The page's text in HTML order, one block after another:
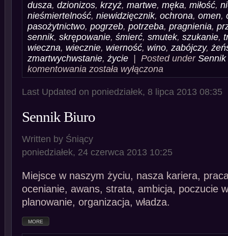
dusza, dzionizos, krzyż, martwe, męka, miłość,
nieśmiertelność, niewidzięcznik, ochrona, omen,
pasożytnictwo, pogrzeb, potrzeba, pragnienia,
sennik, skrępowanie, śmierć, smutek, szukanie,
wieczna, wiecznie, wierność, wino, zabójczy,
zmartwychwstanie, życie | Posted under
komentowania Sennik
Bluszcz
została wyłączona
Last Updated on poniedziałek, 8 lipca 2013 08:35
Sennik Biuro
Written by Śniący
poniedziałek, 24 czerwca 2013 10:25
Miejsce w naszym życiu, nasza kariera,
ocenianie, awans, strata, ambicja, poczucie
planowanie, organizacja, władza.
MORE